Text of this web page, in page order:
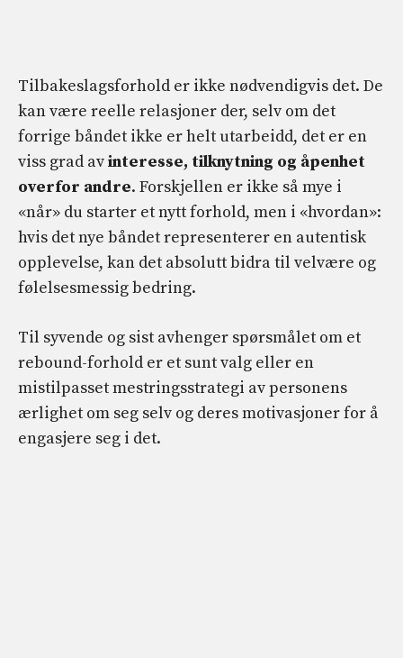
Tilbakeslagsforhold er ikke nødvendigvis det. De
kan være reelle relasjoner der, selv om det
forrige båndet ikke er helt utarbeidd, det er en
viss grad avinteresse, tilknytning og åpenhet
overfor andre. Forskjellen er ikke så mye i
«når» du starter et nytt forhold, men i «hvordan»:
hvis det nye båndet representerer en autentisk
opplevelse, kan det absolutt bidra til velvære og
følelsesmessig bedring.
Til syvende og sist avhenger spørsmålet om et
rebound-forhold er et sunt valg eller en
mistilpasset mestringsstrategi av personens
ærlighet om seg selv og deres motivasjoner for å
engasjere seg i det.